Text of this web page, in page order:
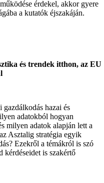
érdekel, akkor gyere
a kutatók éjszakáján.
és trendek itthon, az EU
hazai és
adatokból hogyan
milyen adatok alapján lett a
Asztalig stratégia egyik
Ezekről a témákról is szó
kérdéseidet is szakértő